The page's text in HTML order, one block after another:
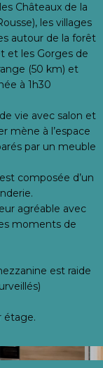
Châteaux de la
les villages
autour de la forêt
et les Gorges de
(50 km) et
à 1h30
vie avec salon et
mène à l’espace
par un meuble
composée d’un
agréable avec
moments de
est raide
étage.